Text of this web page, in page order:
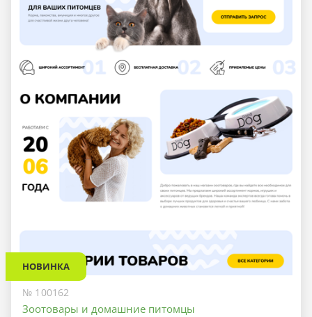
НОВИНКА
№ 100162
Зоотовары и домашние питомцы